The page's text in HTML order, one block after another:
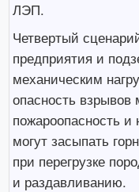
ЛЭП.
Четвертый
предприятия и
механическим
опасность
пожароопасность и
могут засыпать
при перегрузке
и раздавливанию.